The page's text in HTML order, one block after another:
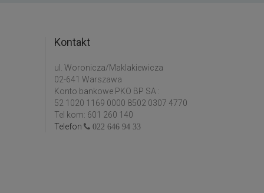
Kontakt
ul. Woronicza/Maklakiewicza
02-641 Warszawa
Konto bankowe PKO BP SA :
52 1020 1169 0000 8502 0307 4770
Tel kom: 601 260 140
Telefon
022 646 94 33